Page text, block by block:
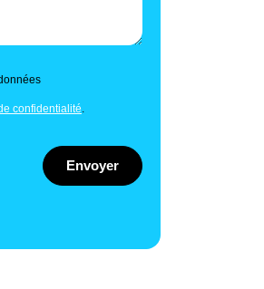
confidentialité.
Envoyer